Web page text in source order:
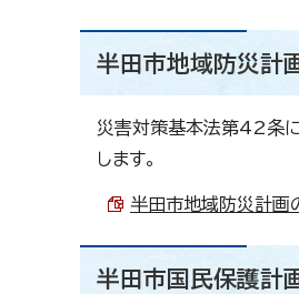
半田市地域防災計
災害対策基本法第42条
します。
半田市地域防災計画
半田市国民保護計